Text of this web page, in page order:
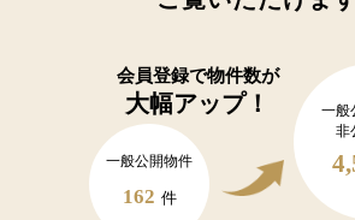
会員登録で物件数が
大幅アップ！
一般公開物件
162 件
一般
非